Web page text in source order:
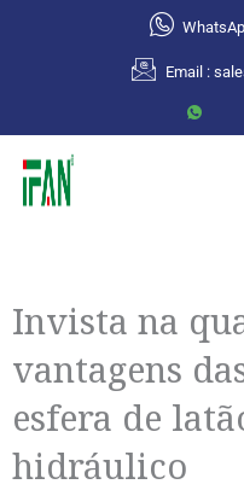
Email :
Invista na
vantagens
esfera de
hidráulico